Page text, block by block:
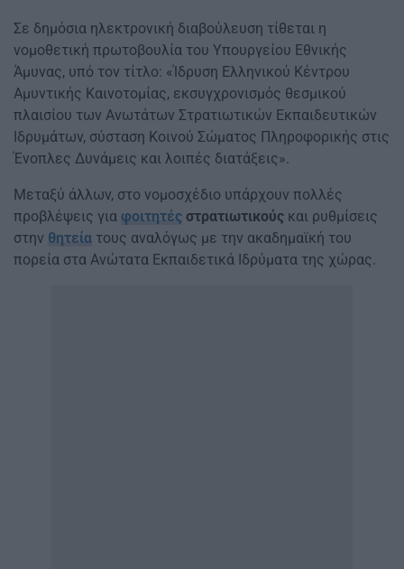
Σε δημόσια ηλεκτρονική διαβούλευση τίθεται η
νομοθετική πρωτοβουλία του Υπουργείου Εθνικής
Άμυνας, υπό τον τίτλο: «Ίδρυση Ελληνικού Κέντρου
Αμυντικής Καινοτομίας, εκσυγχρονισμός θεσμικού
πλαισίου των Ανωτάτων Στρατιωτικών Εκπαιδευτικών
Ιδρυμάτων, σύσταση Κοινού Σώματος Πληροφορικής στις
Ένοπλες Δυνάμεις και λοιπές διατάξεις».
Μεταξύ άλλων, στο νομοσχέδιο υπάρχουν πολλές
προβλέψεις για φοιτητές στρατιωτικούς και ρυθμίσεις
στην θητεία τους αναλόγως με την ακαδημαϊκή του
πορεία στα Ανώτατα Εκπαιδετικά Ιδρύματα της χώρας.